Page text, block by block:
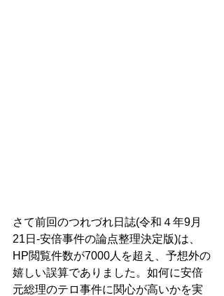
さて前回のつれづれ日誌(令和４年9月
21日-安倍事件の論点整理決定版)は、
HP閲覧件数が7000人を超え、予想外の
嬉しい誤算でありました。如何に安倍
元総理のテロ事件に関心が高いかを実